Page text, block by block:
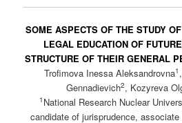
SOME ASPECTS OF THE STUDY
LEGAL EDUCATION OF
STRUCTURE OF THEIR GENERAL
Trofimova Inessa Aleksandrovna1
Gennadievich2, Kozyreva
1 National Research Nuclear
candidate of jurisprudence,